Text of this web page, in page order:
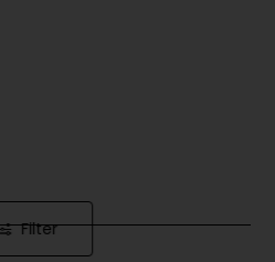
Filter